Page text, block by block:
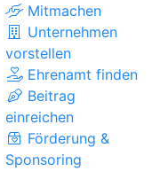
Mitmachen
Unternehmen
vorstellen
Ehrenamt finden
Beitrag
einreichen
Förderung &
Sponsoring